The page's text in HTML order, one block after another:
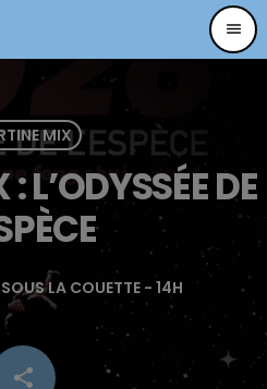
menu
MIX
L’ODYSSÉE DE
SOUS LA COUETTE - 14H
share
email